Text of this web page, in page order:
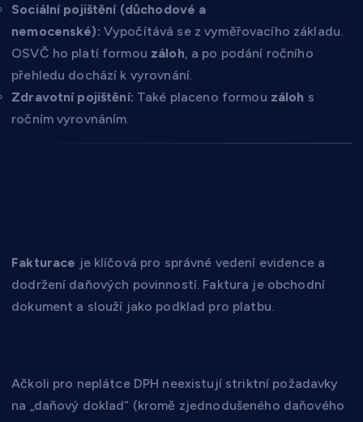
Sociální pojištění (důchodové a
nemocenské): Vypočítává se z vyměřovacího základu.
OSVČ ho platí formou záloh , a po podání ročního
přehledu dochází k vyrovnání.
Zdravotní pojištění: Také placeno formou záloh s
ročním vyrovnáním.
Fakturace je klíčová pro správné vedení evidence a
dodržení daňových povinností. Faktura je obchodní
dokument a slouží jako podklad pro platbu.
Ačkoli pro neplátce DPH neexistují striktní požadavky
na „daňový doklad“ (kromě zjednodušeného daňového